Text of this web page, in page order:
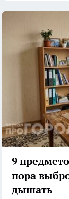
9
пора
дышать